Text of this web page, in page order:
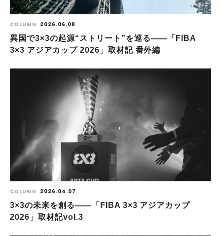
COLUMN 2026.06.08
異国で3×3の起源“ストリート”を巡る――「FIBA
3×3 アジアカップ 2026」取材記 番外編
COLUMN 2026.04.07
3×3の未来を創る――「FIBA 3×3 アジアカップ
2026」取材記vol.3